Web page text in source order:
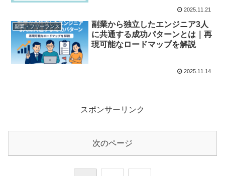
2025.11.21
副業・フリーランス
副業から独立したエンジニア3人
に共通する成功パターンとは｜再
現可能なロードマップを解説
2025.11.14
スポンサーリンク
次のページ